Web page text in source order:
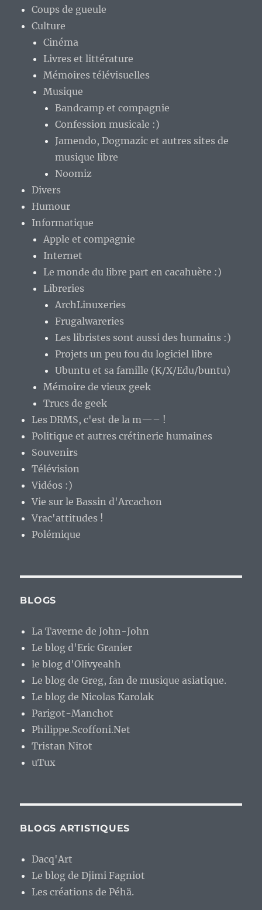
Coups de gueule
Culture
Cinéma
Livres et littérature
Mémoires télévisuelles
Musique
Bandcamp et compagnie
Confession musicale :)
Jamendo, Dogmazic et autres sites de
musique libre
Noomiz
Divers
Humour
Informatique
Apple et compagnie
Internet
Le monde du libre part en cacahuète :)
Libreries
ArchLinuxeries
Frugalwareries
Les libristes sont aussi des humains :)
Projets un peu fou du logiciel libre
Ubuntu et sa famille (K/X/Edu/buntu)
Mémoire de vieux geek
Trucs de geek
Les DRMS, c'est de la m—– !
Politique et autres crétinerie humaines
Souvenirs
Télévision
Vidéos :)
Vie sur le Bassin d'Arcachon
Vrac'attitudes !
Polémique
BLOGS
La Taverne de John-John
Le blog d'Eric Granier
le blog d'Olivyeahh
Le blog de Greg, fan de musique asiatique.
Le blog de Nicolas Karolak
Parigot-Manchot
Philippe.Scoffoni.Net
Tristan Nitot
uTux
BLOGS ARTISTIQUES
Dacq'Art
Le blog de Djimi Fagniot
Les créations de Péhä.